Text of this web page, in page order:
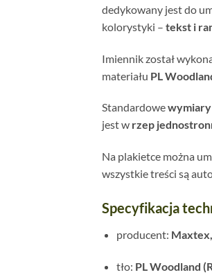
dedykowany jest do
kolorystyki – tekst i
Imiennik został
materiału PL
Standardowewymiary
jest w rzep
Na plakietce można
wszystkie treści są
Specyfikacja
producent:
tło: PL Woodland